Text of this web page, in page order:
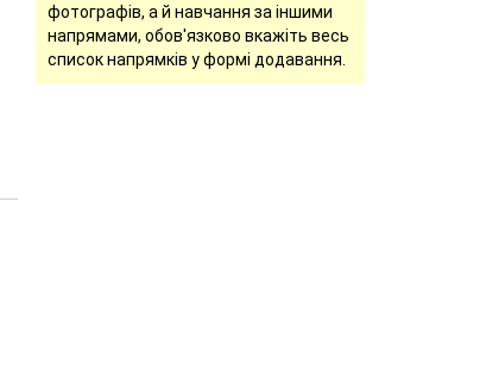
фотографів, а й навчання за іншими
напрямами, обов'язково вкажіть весь
список напрямків у формі додавання.